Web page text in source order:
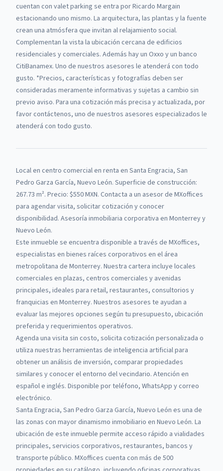
cuentan con valet parking se entra por Ricardo Margain
estacionando uno mismo. La arquitectura, las plantas y la fuente
crean una atmósfera que invitan al relajamiento social.
Complementan la vista la ubicación cercana de edificios
residenciales y comerciales. Además hay un Oxxo y un banco
CitiBanamex. Uno de nuestros asesores le atenderá con todo
gusto. *Precios, características y fotografías deben ser
consideradas meramente informativas y sujetas a cambio sin
previo aviso. Para una cotización más precisa y actualizada, por
favor contáctenos, uno de nuestros asesores especializados le
atenderá con todo gusto.
Local en centro comercialen renta en Santa Engracia, San
Pedro Garza García, Nuevo León. Superficie de construcción:
267.73 m². Precio: $550 MXN. Contacta a un asesor de MXoffices
para agendar visita, solicitar cotización y conocer
disponibilidad. Asesoría inmobiliaria corporativa en Monterrey y
Nuevo León.
Este inmueble se encuentra disponible a través de MXoffices,
especialistas en bienes raíces corporativos en el área
metropolitana de Monterrey. Nuestra cartera incluye locales
comerciales en plazas, centros comerciales y avenidas
principales, ideales para retail, restaurantes, consultorios y
franquicias en Monterrey. Nuestros asesores te ayudan a
evaluar las mejores opciones según tu presupuesto, ubicación
preferida y requerimientos operativos.
Agenda una visita sin costo, solicita cotización personalizada o
utiliza nuestras herramientas de inteligencia artificial para
obtener un análisis de inversión, comparar propiedades
similares y conocer el entorno del vecindario. Atención en
español e inglés. Disponible por teléfono, WhatsApp y correo
electrónico.
Santa Engracia, San Pedro Garza García, Nuevo León es una de
las zonas con mayor dinamismo inmobiliario en Nuevo León. La
ubicación de este inmueble permite acceso rápido a vialidades
principales, servicios corporativos, restaurantes, bancos y
transporte público. MXoffices cuenta con más de 500